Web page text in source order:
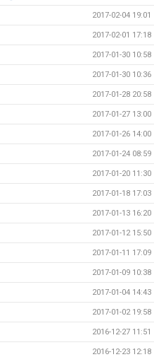
2017-02-04 19:01
2017-02-01 17:18
2017-01-30 10:58
2017-01-30 10:36
2017-01-28 20:58
2017-01-27 13:00
2017-01-26 14:00
2017-01-24 08:59
2017-01-20 11:30
2017-01-18 17:03
2017-01-13 16:20
2017-01-12 15:50
2017-01-11 17:09
2017-01-09 10:38
2017-01-04 14:43
2017-01-02 19:58
2016-12-27 11:51
2016-12-23 12:18